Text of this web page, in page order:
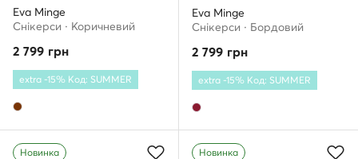
Eva Minge
Снікерcи · Коричневий
2 799 грн
extra -15% Код: SUMMER
Eva Minge
Снікерcи · Бордовий
2 799 грн
extra -15% Код: SUMMER
Новинка Новинка